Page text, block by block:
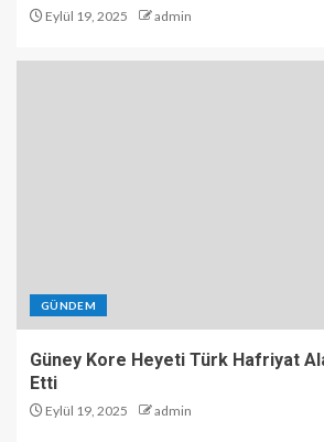
Eylül 19, 2025 admin
GÜNDEM
Güney Kore Heyeti Türk Hafriyat
Etti
Eylül 19, 2025 admin